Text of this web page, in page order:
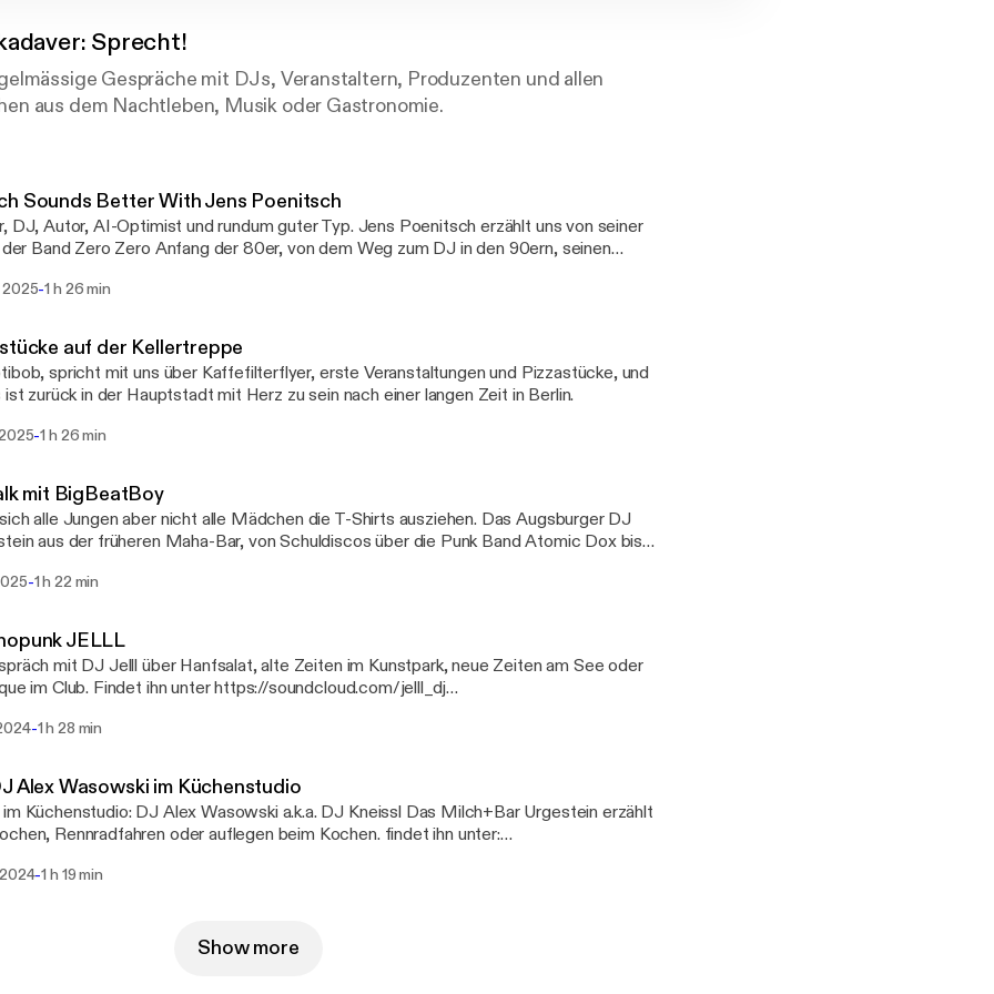
Sprecht!
Gespräche mit DJs, Veranstaltern, Produzenten und allen
aus dem Nachtleben, Musik oder Gastronomie.
Sounds Better With Jens Poenitsch
Autor, AI-Optimist und rundum guter Typ. Jens Poenitsch erzählt uns von seiner
Band Zero Zero Anfang der 80er, von dem Weg zum DJ in den 90ern, seinen
Sounds Better With You" https://hirschkaefer-verlag.de/munich-sound/
music.com/ [https://2menandamachine.elektrik-
watch?v=RgKP53PXY6w
watch?v=RgKP53PXY6w] Jens Poenitsch Instagram
www.instagram.com/zerozero1980tilnow/
zerozero1980tilnow/] Poenitsch & Jakopic Instagram
-1 h 26 min
auf der Kellertreppe
spricht mit uns über Kaffefilterflyer, erste Veranstaltungen und Pizzastücke, und
zurück in der Hauptstadt mit Herz zu sein nach einer langen Zeit in Berlin.
-1 h 26 min
mit BigBeatBoy
alle Jungen aber nicht alle Mädchen die T-Shirts ausziehen. Das Augsburger DJ
aus der früheren Maha-Bar, von Schuldiscos über die Punk Band Atomic Dox bis
Findet Ihn unter: soundcloud.com/bigbeatboy oder
-1 h 22 min
JELLL
mit DJ Jelll über Hanfsalat, alte Zeiten im Kunstpark, neue Zeiten am See oder
ihn unter https://soundcloud.com/jelll_dj
www.instagram.com/jelll_technopunk/]
-1 h 28 min
Alex Wasowski im Küchenstudio
Küchenstudio: DJ Alex Wasowski a.k.a. DJ Kneissl Das Milch+Bar Urgestein erzählt
Rennradfahren oder auflegen beim Kochen. findet ihn unter:
www.instagram.com/djalexwasowski_fka_kneissl/] oder
-1 h 19 min
Show more